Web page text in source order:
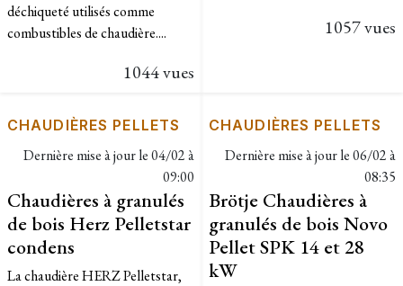
déchiqueté utilisés comme
combustibles de chaudière....
1044 vues
1057 vues
CHAUDIÈRES PELLETS
Dernière mise à jour le04/02 à
09:00
Chaudières à granulés
de bois Herz Pelletstar
condens
La chaudière HERZ Pelletstar,
CHAUDIÈRES PELLETS
Dernière mise à jour le06/02 à
08:35
Brötje Chaudières à
granulés de bois Novo
Pellet SPK 14 et 28
kW